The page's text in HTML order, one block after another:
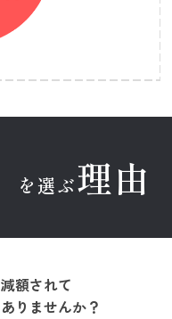
を選ぶ理由
額されて
りませんか？